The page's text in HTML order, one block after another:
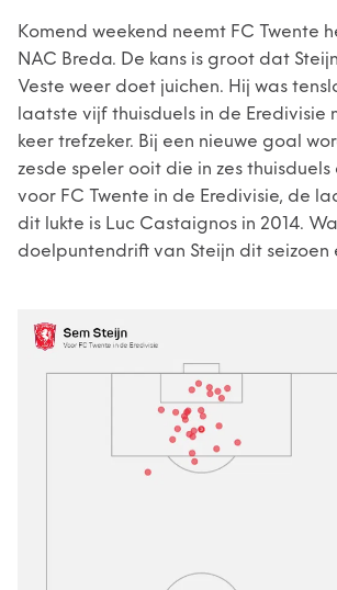
Komend weekend neemt FC Twente
NAC Breda. De kans is groot dat
Veste weer doet juichen. Hij was
laatste vijf thuisduels in de Eredivisie
keer trefzeker. Bij een nieuwe goal
zesde speler ooit die in zes
voor FC Twente in de Eredivisie, de
dit lukte is Luc Castaignos in 2014.
doelpuntendrift van Steijn dit seizoen